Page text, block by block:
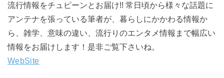
流行情報をチュピーンとお届け!! 常日頃から様々な話題に
アンテナを張っている筆者が、暮らしにかかわる情報か
ら、雑学、意味の違い、流行りのエンタメ情報まで幅広い
情報をお届けします！是非ご覧下さいね。
WebSite